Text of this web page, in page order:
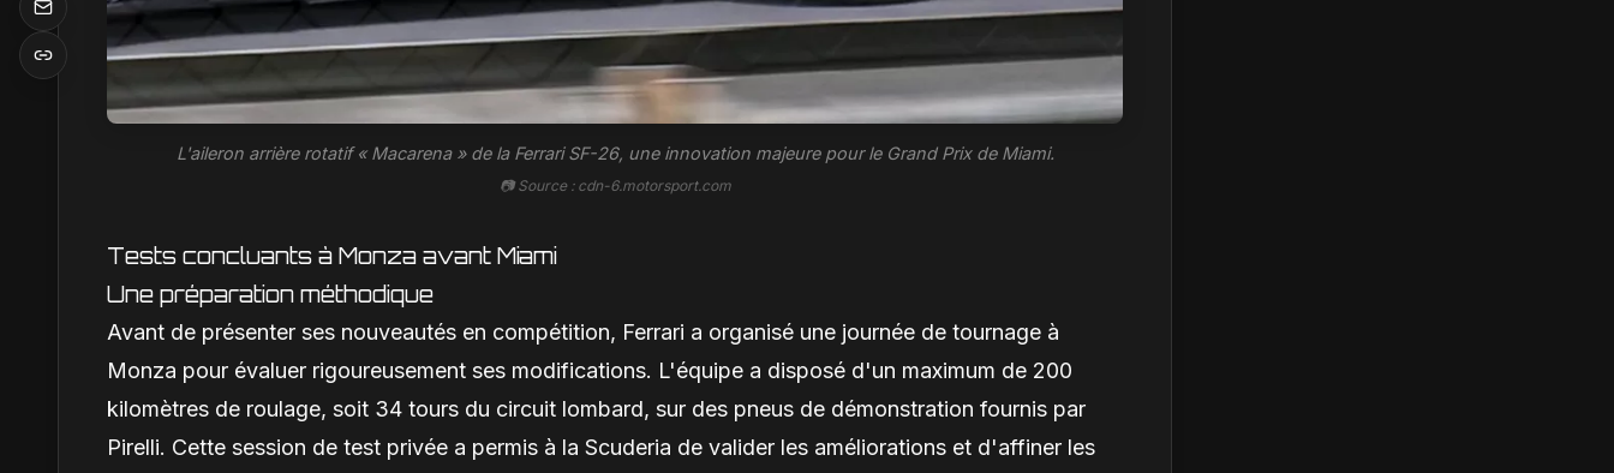
L'aileron arrière rotatif « Macarena » de la Ferrari SF-26, une innovation majeure pour le Grand Prix de Miami.
📷 Source : cdn-6.motorsport.com
Tests concluants à Monza avant Miami
Une préparation méthodique
Avant de présenter ses nouveautés en compétition, Ferrari a organisé une journée de tournage à
Monza pour évaluer rigoureusement ses modifications. L'équipe a disposé d'un maximum de 200
kilomètres de roulage, soit 34 tours du circuit lombard, sur des pneus de démonstration fournis par
Pirelli. Cette session de test privée a permis à la Scuderia de valider les améliorations et d'affiner les